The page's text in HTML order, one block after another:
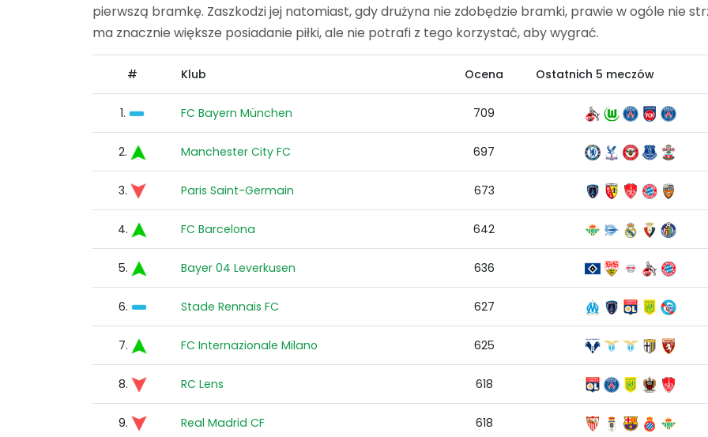
pierwszą bramkę. Zaszkodzi jej natomiast, gdy drużyna nie zdobędzie bramki, prawie w ogóle nie
ma znacznie większe posiadanie piłki, ale nie potrafi z tego korzystać, aby wygrać.
# Klub Ocena Ostatnich 5 meczów
1. FC Bayern München 709
2. Manchester City FC 697
3. Paris Saint-Germain 673
4. FC Barcelona 642
5. Bayer 04 Leverkusen 636
6. Stade Rennais FC 627
7. FC Internazionale Milano 625
8. RC Lens 618
9. Real Madrid CF 618